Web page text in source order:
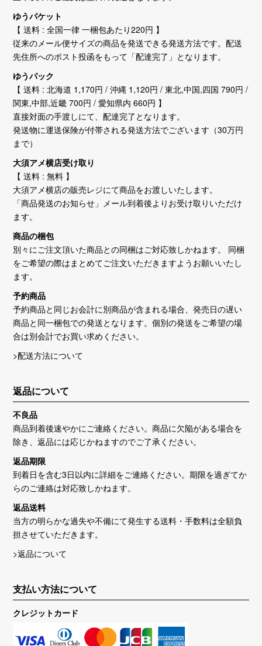
ゆうパケット
【 送料 : 全国一律 一梱包あたり220円 】
従来のメール便サイズの商品を発送できる発送方法です。配送
先住所へのポスト投函をもって「配達完了」となります。
ゆうパック
【 送料 : 北海道 1,170円 / 沖縄 1,120円 / 東北,中国,四国 790円 /
関東,中部,近畿 700円 / 愛知県内 660円 】
直接対面の手渡しにて、配達完了となります。
発送物に運送保険が付帯される発送方法でございます（30万円
まで）
大須アメ横店受け取り
【 送料 : 無料 】
大須アメ横店の販売レジにて商品をお渡しいたします。
「商品発送のお知らせ」メール到着後よりお受け取りいただけ
ます。
商品の梱包
別々にご注文頂いた商品との同梱はご対応致しかねます。 同梱
をご希望の際はまとめてご注文いただきますようお願いいたし
ます。
予約商品
予約商品と同じお会計に別商品が含まれる場合、発売日の遅い
商品と同一梱包での発送となります。個別の発送をご希望の場
合は別会計でお買い求めください。
>配送方法について
返品について
不良品
商品到着後速やかにご連絡ください。商品に欠陥がある場合を
除き、返品には応じかねますのでご了承ください。
返品期限
到着日を含む3日以内に詳細をご連絡ください。期限を過ぎてか
らのご連絡は対応致しかねます。
返品送料
当方の明らかな過失や不備にて発生する送料・手数料は全額負
担させていただきます。
>返品について
支払い方法について
クレジットカード